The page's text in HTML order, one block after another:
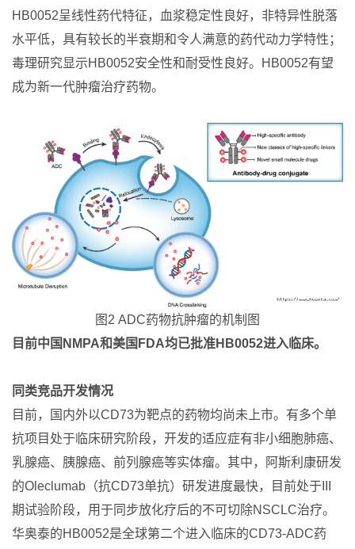
HB0052呈线性药代特征，血浆稳定性良好，非特异性脱落
水平低，具有较长的半衰期和令人满意的药代动力学特性；
毒理研究显示HB0052安全性和耐受性良好。HB0052有望
成为新一代肿瘤治疗药物。
图2 ADC药物抗肿瘤的机制图
目前中国NMPA和美国FDA均已批准HB0052进入临床。
同类竞品开发情况
目前，国内外以CD73为靶点的药物均尚未上市。有多个单
抗项目处于临床研究阶段，开发的适应症有非小细胞肺癌、
乳腺癌、胰腺癌、前列腺癌等实体瘤。其中，阿斯利康研发
的Oleclumab（抗CD73单抗）研发进度最快，目前处于III
期试验阶段，用于同步放化疗后的不可切除NSCLC治疗。
华奥泰的HB0052是全球第二个进入临床的CD73-ADC药